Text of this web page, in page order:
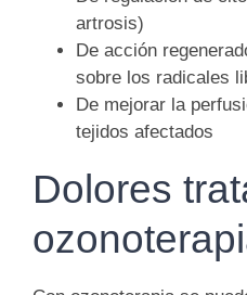
artrosis)
De acción
sobre los radicales
De mejorar la
tejidos afectados
Dolores